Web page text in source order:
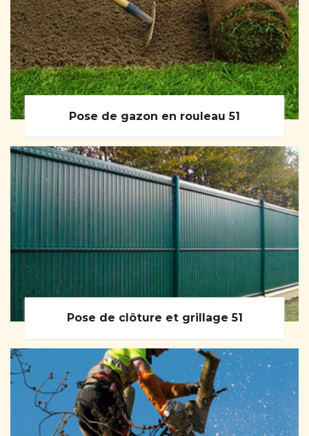
Pose de gazon en rouleau 51
Pose de clôture et grillage 51